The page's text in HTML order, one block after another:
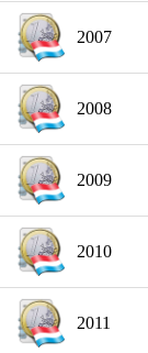
2007
2008
2009
2010
2011